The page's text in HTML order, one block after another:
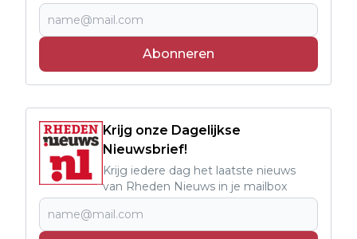
Abonneren
Krijg onze Dagelijkse
Nieuwsbrief!
Krijg iedere dag het laatste nieuws
van Rheden Nieuws in je mailbox